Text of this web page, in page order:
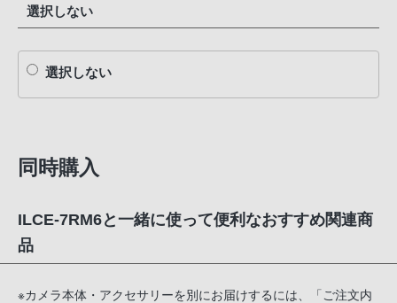
選択しない
選択しない
同時購入
ILCE-7RM6と一緒に使って便利なおすすめ関連商
品
※カメラ本体・アクセサリーを別にお届けするには、「ご注文内